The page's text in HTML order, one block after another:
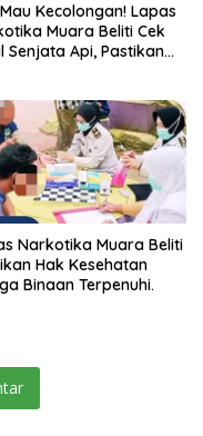
Kecolongan! Lapas
Muara Beliti Cek
Senjata Api, Pastikan
Narkotika Muara Beliti
Hak Kesehatan
Binaan Terpenuhi.